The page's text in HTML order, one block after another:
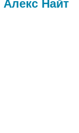
Алекс Найт